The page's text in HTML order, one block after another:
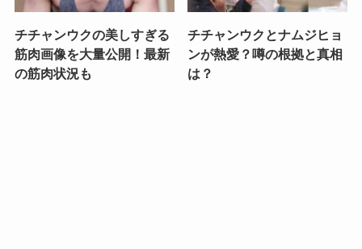
チチャンウクの美しすぎる
筋肉画像を大量公開！最新
の筋肉状況も
チチャンウクとナムジヒョ
ンが熱愛？噂の根拠と真相
は？